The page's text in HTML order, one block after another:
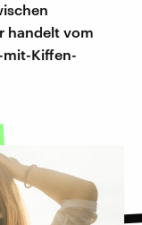
handelt vom
mit-Kiffen-